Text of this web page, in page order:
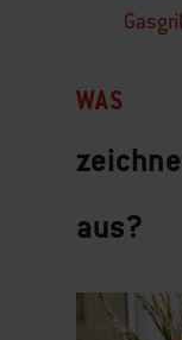
WAS
aus?